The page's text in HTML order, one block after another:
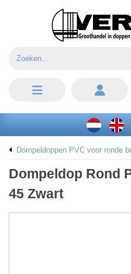
Dompeldoppen PVC voor ronde
Dompeldop Rond
45 Zwart